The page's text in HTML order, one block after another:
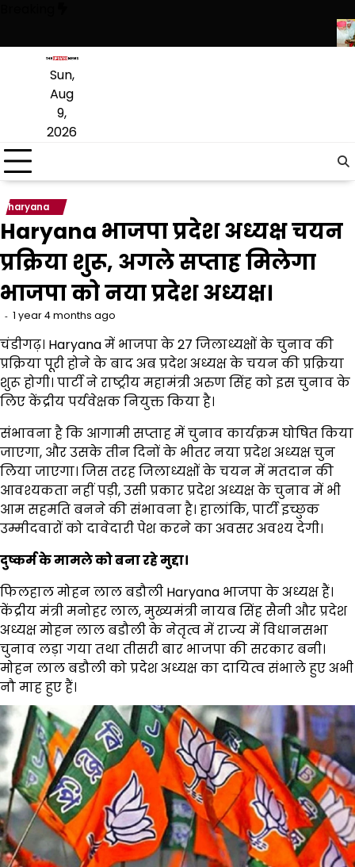
content
Sun,
Aug
9,
2026
haryana
Haryana भाजपा प्रदेश अध्यक्ष चयन
प्रक्रिया शुरू, अगले सप्ताह मिलेगा
भाजपा को नया प्रदेश अध्यक्ष।
1 year 4 months ago
चंडीगढ़। Haryana में भाजपा के 27 जिलाध्यक्षों के चुनाव की
प्रक्रिया पूरी होने के बाद अब प्रदेश अध्यक्ष के चयन की प्रक्रिया
शुरू होगी। पार्टी ने राष्ट्रीय महामंत्री अरुण सिंह को इस चुनाव के
लिए केंद्रीय पर्यवेक्षक नियुक्त किया है।
संभावना है कि आगामी सप्ताह में चुनाव कार्यक्रम घोषित किया
जाएगा, और उसके तीन दिनों के भीतर नया प्रदेश अध्यक्ष चुन
लिया जाएगा। जिस तरह जिलाध्यक्षों के चयन में मतदान की
आवश्यकता नहीं पड़ी, उसी प्रकार प्रदेश अध्यक्ष के चुनाव में भी
आम सहमति बनने की संभावना है। हालांकि, पार्टी इच्छुक
उम्मीदवारों को दावेदारी पेश करने का अवसर अवश्य देगी।
दुष्कर्म के मामले को बना रहे मुद्दा।
फिलहाल मोहन लाल बडौली Haryana भाजपा के अध्यक्ष हैं।
केंद्रीय मंत्री मनोहर लाल, मुख्यमंत्री नायब सिंह सैनी और प्रदेश
अध्यक्ष मोहन लाल बडौली के नेतृत्व में राज्य में विधानसभा
चुनाव लड़ा गया तथा तीसरी बार भाजपा की सरकार बनी।
मोहन लाल बडौली को प्रदेश अध्यक्ष का दायित्व संभाले हुए अभी
नौ माह हुए हैं।